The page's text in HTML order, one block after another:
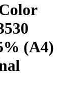
(A4)